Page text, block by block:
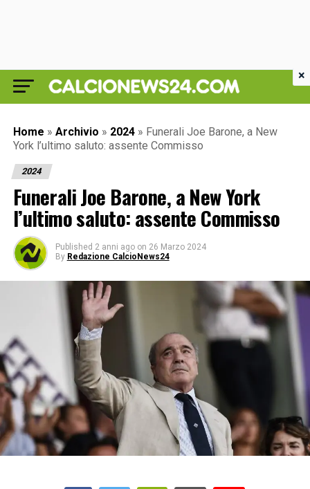
Home » Archivio » 2024 » Funerali Joe Barone, a New
York l’ultimo saluto: assente Commisso
2024
Funerali Joe Barone, a New York
l’ultimo saluto: assente Commisso
Published 2 anni ago on 26 Marzo 2024
By Redazione CalcioNews24
×